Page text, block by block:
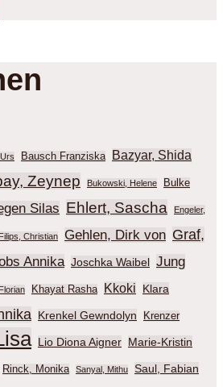
Bausch Franziska Bazyar, Shida
Zeynep Bukowski, Helene Bulke
Silas Ehlert, Sascha Engeler,
Filips, Christian Gehlen, Dirk von Graf,
Annika Joschka Waibel Jung
Khayat Rasha Kkoki Klara
Krenkel Gewndolyn Krenzer
Lio Diona Aigner Marie-Kristin
Rinck, Monika Sanyal, Mithu Saul, Fabian